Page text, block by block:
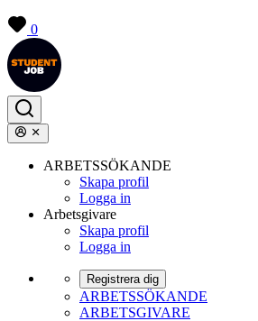
0
ARBETSSÖKANDE
Skapa profil
Logga in
Arbetsgivare
Skapa profil
Logga in
Registrera dig
ARBETSSÖKANDE
ARBETSGIVARE